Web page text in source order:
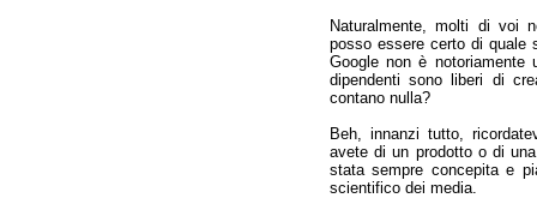
Naturalmente, molti di voi
posso essere certo di quale
Google non è notoriamente
dipendenti sono liberi di
contano nulla?
Beh, innanzi tutto,
avete di un prodotto o di
stata sempre concepita e
scientifico dei media.